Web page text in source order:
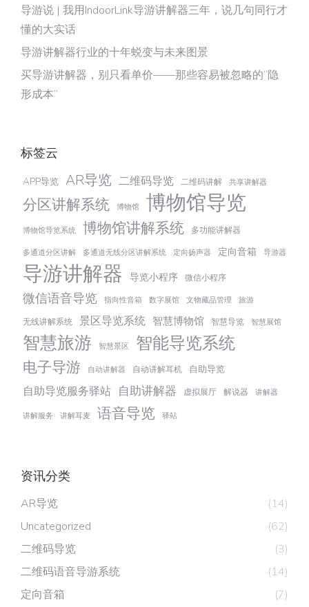
导游说 | 我用IndoorLink导游讲解器三年，说几句同行才
懂的大实话
导游讲解器行业的十年蜕变与未来图景
买导游讲解器，别只看单价——那些容易被忽略的“隐
形成本”
标签云
APP导览 AR导览 二维码导览 二维码讲解 共享讲解器
分区讲解系统 博物馆 博物馆导览
博物馆导览系统 博物馆讲解系统 多功能讲解器
多通道分区讲解 多通道无线分区讲解系统 定向扬声器 定向音箱 导游器
导游讲解器 导览小程序 微信小程序
微信语音导览 指向性音箱 数字展馆 文物藏品管理 旅游
无线讲解系统 景区导览系统 智慧博物馆 智慧导览 智慧展馆
智慧旅游 智慧景区 智能导览系统
电子导游 自动讲解器 自动讲解耳机 自助导览
自助导览服务驿站 自助讲解器 虚拟展厅 解说器 讲解器
讲解服务 讲解耳麦 语音导览 驿站
资讯分类
AR导览
(14)
Uncategorized
(62)
二维码导览
(3)
二维码语音导游系统
(14)
定向音箱
(7)